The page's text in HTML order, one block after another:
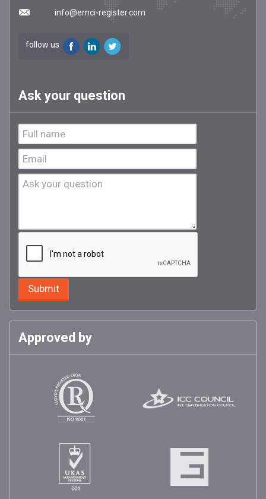
info@emci-register.com
follow us
Ask your question
Approved by